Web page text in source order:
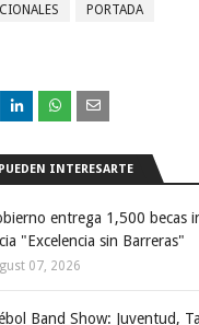
PORTADA
INTERESARTE
entrega 1,500 becas
"Excelencia sin Barreras"
07, 2026
Band Show: Juventud,